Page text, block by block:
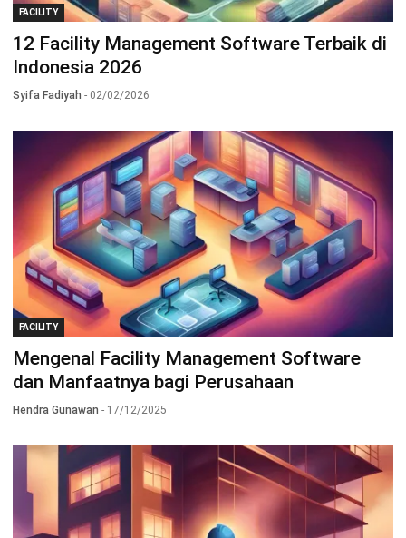
FACILITY
12 Facility Management Software Terbaik di
Indonesia 2026
Syifa Fadiyah - 02/02/2026
FACILITY
Mengenal Facility Management Software
dan Manfaatnya bagi Perusahaan
Hendra Gunawan - 17/12/2025